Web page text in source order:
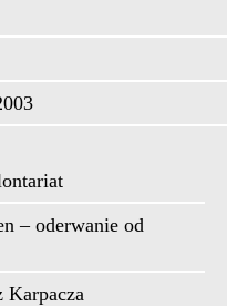
– oderwanie od
Karpacza